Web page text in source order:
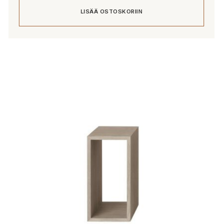
LISÄÄ OSTOSKORIIN